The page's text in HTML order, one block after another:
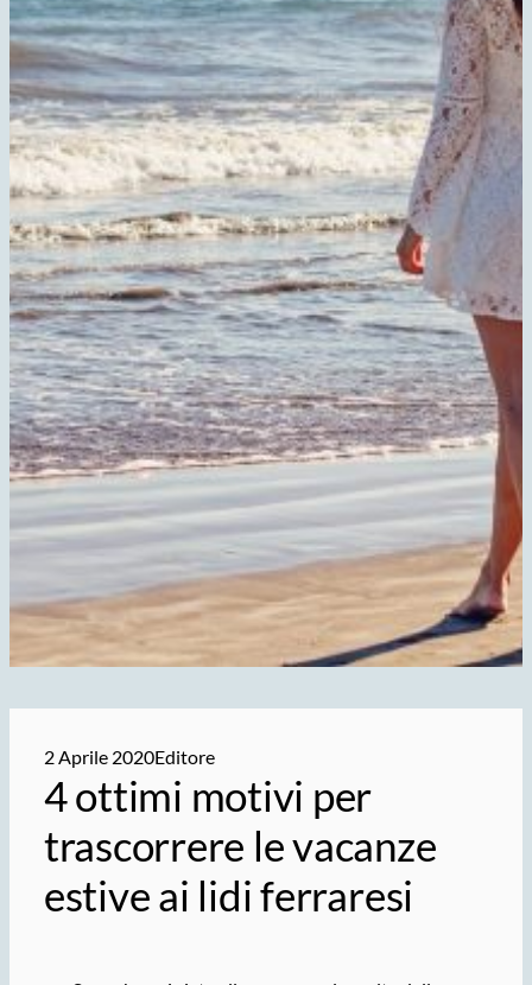
2 Aprile 2020Editore
4 ottimi motivi per
trascorrere le vacanze
estive ai lidi ferraresi